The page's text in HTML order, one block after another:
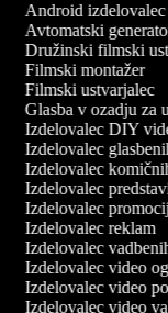
Android izdelovalec
Avtomatski
Družinski filmski
Filmski montažer
Filmski ustvarjalec
Glasba v ozadju za
Izdelovalec DIY
Izdelovalec
Izdelovalec
Izdelovalec
Izdelovalec
Izdelovalec reklam
Izdelovalec
Izdelovalec video
Izdelovalec video
Izdelovalec video